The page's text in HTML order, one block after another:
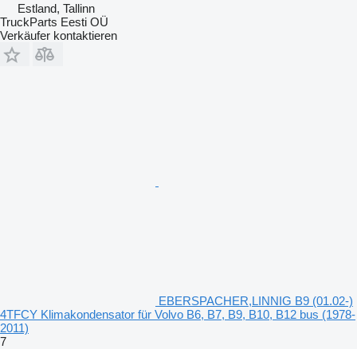
Estland, Tallinn
TruckParts Eesti OÜ
Verkäufer kontaktieren
EBERSPACHER,LINNIG B9 (01.02-)
4TFCY Klimakondensator für Volvo B6, B7, B9, B10, B12 bus (1978-
2011)
7